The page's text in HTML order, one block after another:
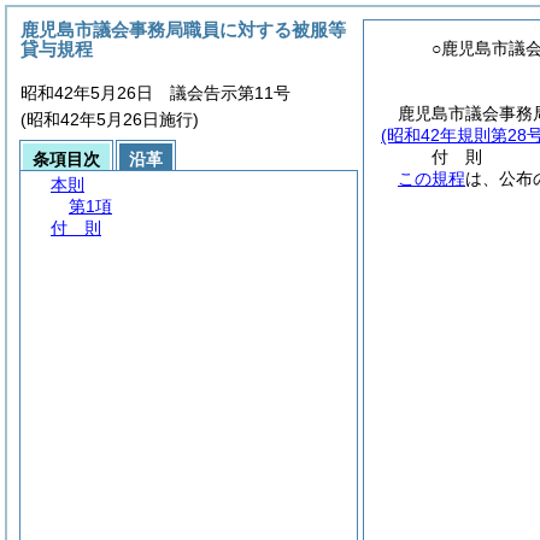
○鹿児島市議
鹿児島市議会事
(昭和42年規則第28
付 則
この規程は、公布
鹿児島市議会事務局職員に対する被服等
貸与規程
昭和42年5月26日 議会告示第11号
(昭和42年5月26日施行)
条項目次
沿革
本則
第1項
付 則